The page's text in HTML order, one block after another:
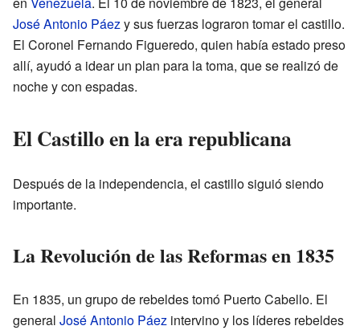
José Antonio Páezy sus fuerzas lograron tomar el castillo.
El Coronel Fernando Figueredo, quien había estado preso
allí, ayudó a idear un plan para la toma, que se realizó de
noche y con espadas.
El Castillo en la era republicana
Después de la independencia, el castillo siguió siendo
importante.
La Revolución de las Reformas en 1835
En 1835, un grupo de rebeldes tomó Puerto Cabello. El
general José Antonio Páez intervino y los líderes rebeldes